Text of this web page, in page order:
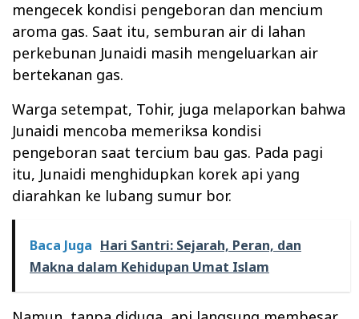
mengecek kondisi pengeboran dan mencium
aroma gas. Saat itu, semburan air di lahan
perkebunan Junaidi masih mengeluarkan air
bertekanan gas.
Warga setempat, Tohir, juga melaporkan bahwa
Junaidi mencoba memeriksa kondisi
pengeboran saat tercium bau gas. Pada pagi
itu, Junaidi menghidupkan korek api yang
diarahkan ke lubang sumur bor.
Baca Juga Hari Santri: Sejarah, Peran, dan
Makna dalam Kehidupan Umat Islam